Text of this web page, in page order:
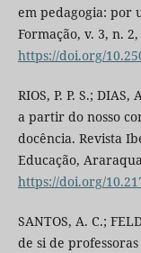
em pedagogia: por
Formação, v. 3, n.
https://doi.org/
RIOS, P. P. S.;
a partir do nosso
docência. Revista
Educação,
https://doi.org/
SANTOS, A. C.;
de si de